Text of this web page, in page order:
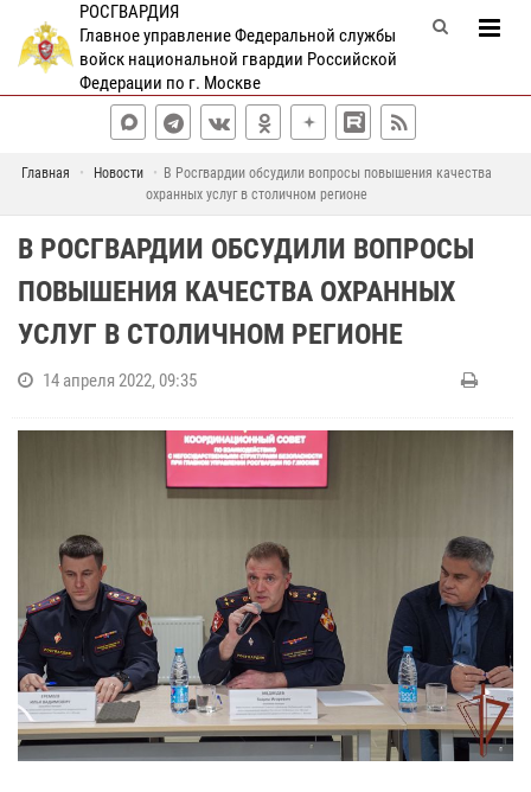
РОСГВАРДИЯ
Главное управление Федеральной службы
войск национальной гвардии Российской
Федерации по г. Москве
Главная Новости
В Росгвардии обсудили вопросы повышения качества
охранных услуг в столичном регионе
В РОСГВАРДИИ ОБСУДИЛИ ВОПРОСЫ
ПОВЫШЕНИЯ КАЧЕСТВА ОХРАННЫХ
УСЛУГ В СТОЛИЧНОМ РЕГИОНЕ
14 апреля 2022, 09:35